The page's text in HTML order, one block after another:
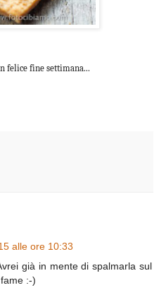
felice fine settimana...
alle ore 10:33
già in mente di spalmarla sul
:-)